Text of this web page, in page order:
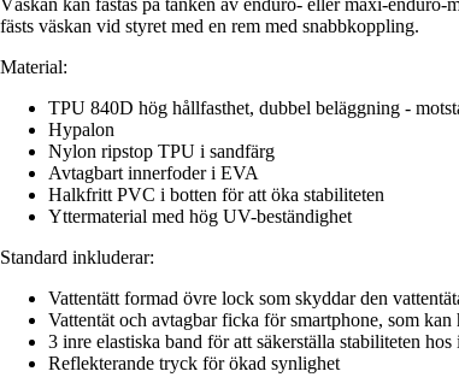
fästs väskan vid styret med en rem med snabbkoppling.
Material:
TPU 840D hög hållfasthet, dubbel beläggning -
Hypalon
Nylon ripstop TPU i sandfärg
Avtagbart innerfoder i EVA
Halkfritt PVC i botten för att öka stabiliteten
Yttermaterial med hög UV-beständighet
Standard inkluderar:
Vattentätt formad övre lock som skyddar den
Vattentät och avtagbar ficka för smartphone, som kan
3 inre elastiska band för att säkerställa stabiliteten hos
Reflekterande tryck för ökad synlighet